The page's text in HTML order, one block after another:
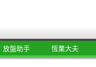
放盤助手 恆業大夫